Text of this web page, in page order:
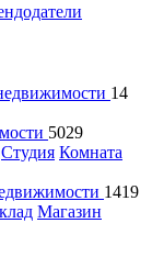
14
5029
Студия Комната
1419
Магазин